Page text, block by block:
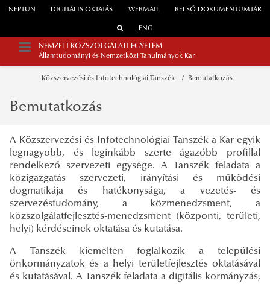
WEBMAIL
NEPTUN DIGITÁLIS OKTATÁS BELSŐ DOKUMENTUMTÁR
ENG
NEMZETI KÖZSZOLGÁLATI EGYETEM
Államtudományi és Nemzetközi Tanulmányok Kar
Közszervezési és Infotechnológiai Tanszék Bemutatkozás
Bemutatkozás
A Közszervezési és Infotechnológiai Tanszék a Kar egyik
legnagyobb, és leginkább szerte ágazóbb profillal
rendelkező szervezeti egysége. A Tanszék feladata a
közigazgatás szervezeti, irányítási és működési
dogmatikája és hatékonysága, a vezetés- és
szervezéstudomány, a közmenedzsment, a
közszolgálatfejlesztés-menedzsment (központi, területi,
helyi) kérdéseinek oktatása és kutatása.
A Tanszék kiemelten foglalkozik a települési
önkormányzatok és a helyi területfejlesztés oktatásával
és kutatásával. A Tanszék feladata a digitális kormányzás,